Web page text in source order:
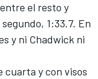
el resto y
1:33.7. En
y ni Chadwick ni
cuarta y con visos